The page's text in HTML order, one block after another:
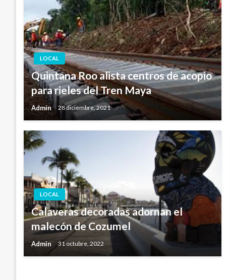
LOCAL
Quintana Roo alista centros de acopio
para rieles del Tren Maya
Admin 28 diciembre, 2021
LOCAL
Calaveras decoradas adornan el
malecón de Cozumel
Admin 31 octubre, 2022